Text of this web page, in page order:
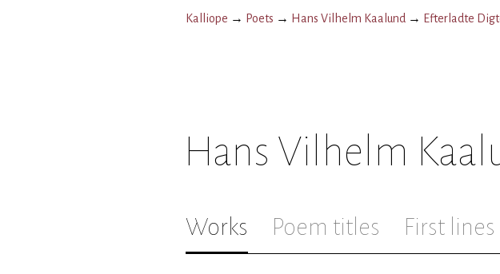
Kalliope → Poets → Hans Vilhelm Kaalund → Efterladte
Hans Vilhelm
Works Poem titles First lines